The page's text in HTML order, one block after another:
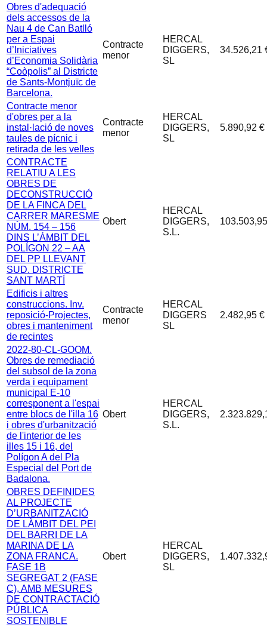
Obres d'adequació
dels accessos de la
Nau 4 de Can Batlló
per a Espai
d’Iniciatives
d’Economia Solidària
“Coòpolis” al Districte
de Sants-Montjuïc de
Barcelona.
Contracte
menor
HERCAL
DIGGERS,
SL
34.526,21
Contracte menor
d'obres per a la
instal·lació de noves
taules de pícnic i
retirada de les velles
Contracte
menor
HERCAL
DIGGERS,
SL
5.890,92 €
CONTRACTE
RELATIU A LES
OBRES DE
DECONSTRUCCIÓ
DE LA FINCA DEL
CARRER MARESME
NÚM. 154 – 156
DINS L’ÀMBIT DEL
POLÍGON 22 – AA
DEL PP LLEVANT
SUD. DISTRICTE
SANT MARTÍ
Obert
HERCAL
DIGGERS,
S.L.
Edificis i altres
construccions. Inv.
reposició-Projectes,
obres i manteniment
de recintes
Contracte
menor
HERCAL
DIGGERS
SL
2.482,95 €
2022-80-CL-GOOM.
Obres de remediació
del subsol de la zona
verda i equipament
municipal E-10
corresponent a l'espai
entre blocs de l'illa 16
i obres d'urbanització
de l'interior de les
illes 15 i 16, del
Polígon A del Pla
Especial del Port de
Badalona.
Obert
HERCAL
DIGGERS,
S.L.
OBRES DEFINIDES
AL PROJECTE
D’URBANITZACIÓ
DE LÀMBIT DEL PEI
DEL BARRI DE LA
MARINA DE LA
ZONA FRANCA.
FASE 1B
SEGREGAT 2 (FASE
C), AMB MESURES
DE CONTRACTACIÓ
PÚBLICA
SOSTENIBLE
Obert
HERCAL
DIGGERS,
SL